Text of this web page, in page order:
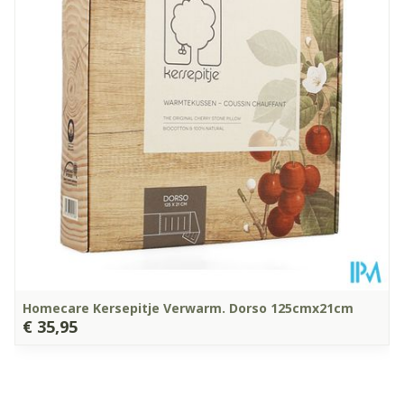
Diepte 60 mm
Behoud
Kamertemperatuur (15°C -
25°C)
Homecare Kersepitje Verwarm. Dorso 125cmx21cm
€ 35,95